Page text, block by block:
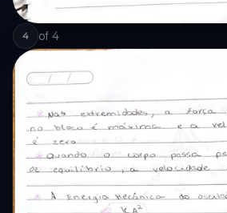
4 of 4